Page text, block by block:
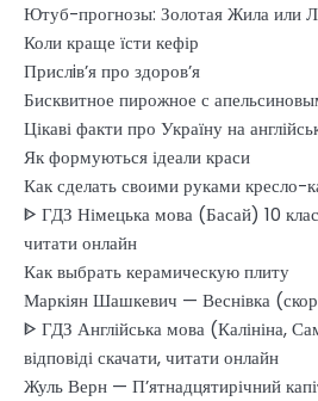
Ютуб-прогнозы: Золотая Жила или
Коли краще їсти кефір
Прислiв’я про здоров’я
Бисквитное пирожное с
Цікаві факти про Україну на
Як формуються ідеали краси
Как сделать своими руками кресло-
ᐈ ГДЗ Німецька мова (Басай) 10 клас
читати онлайн
Как выбрать керамическую плиту
Маркіян Шашкевич — Веснівка
ᐈ ГДЗ Англійська мова (Калініна,
відповіді скачати, читати онлайн
Жуль Верн — П’ятнадцятирічний